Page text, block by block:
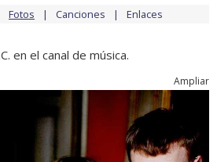
Fotos Canciones Enlaces
en el canal de música.
Ampliar